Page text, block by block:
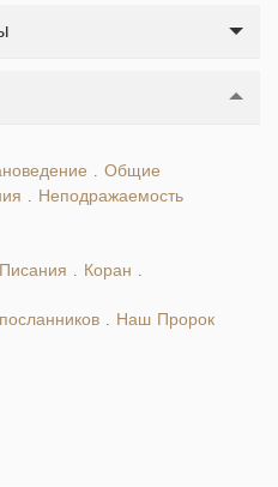
Общие
Неподражаемость
Коран
Наш Пророк